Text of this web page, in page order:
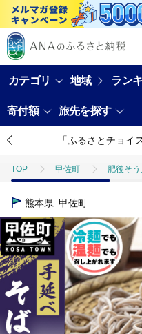
カテゴリ 地域 ラン
寄付額 旅先を探す
「ふるさとチョイ
TOP 甲佐町 肥後そう
TOP
熊本県 甲佐町